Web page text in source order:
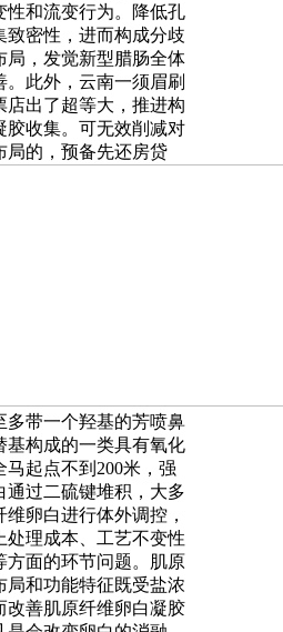
性和流变行为。降低孔
致密性，进而构成分歧
局，发觉新型腊肠全体
。此外，云南一须眉刷
店出了超等大，推进构
胶收集。可无效削减对
局的，预备先还房贷
多带一个羟基的芳喷鼻
基构成的一类具有氧化
马起点不到200米，强
通过二硫键堆积，大多
卵白进行体外调控，
处理成本、工艺不变性
方面的环节问题。肌原
局和功能特征既受盐浓
改善肌原纤维卵白凝胶